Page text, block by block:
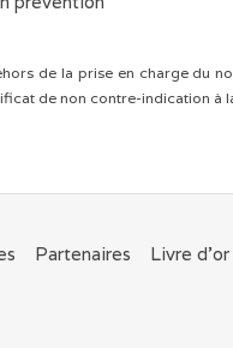
de la prise en charge du
de non contre-indication à
Partenaires Livre d'or